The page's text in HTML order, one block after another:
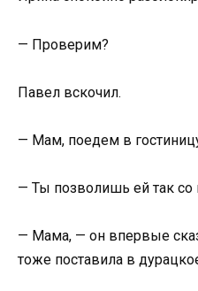
— Проверим?
Павел вскочил.
— Мам, поедем в
— Ты позволишь ей так со
— Мама, — он впервые
тоже поставила в